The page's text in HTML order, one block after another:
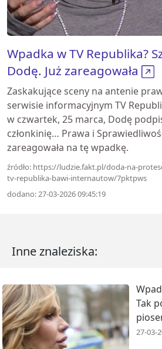
Wpadka w TV Republika?
Dodę. Już zareagowała
Zaskakujące sceny na antenie
serwisie informacyjnym TV
w czwartek, 25 marca, Dodę
członkinię… Prawa i
zareagowała na tę wpadkę.
źródło: https://ludzie.fakt.pl/doda-na-
tv-republika-bawi-internautow/7pktpws
dodano: 27-03-2026 09:45:19
Inne znaleziska:
Tak
27-03-